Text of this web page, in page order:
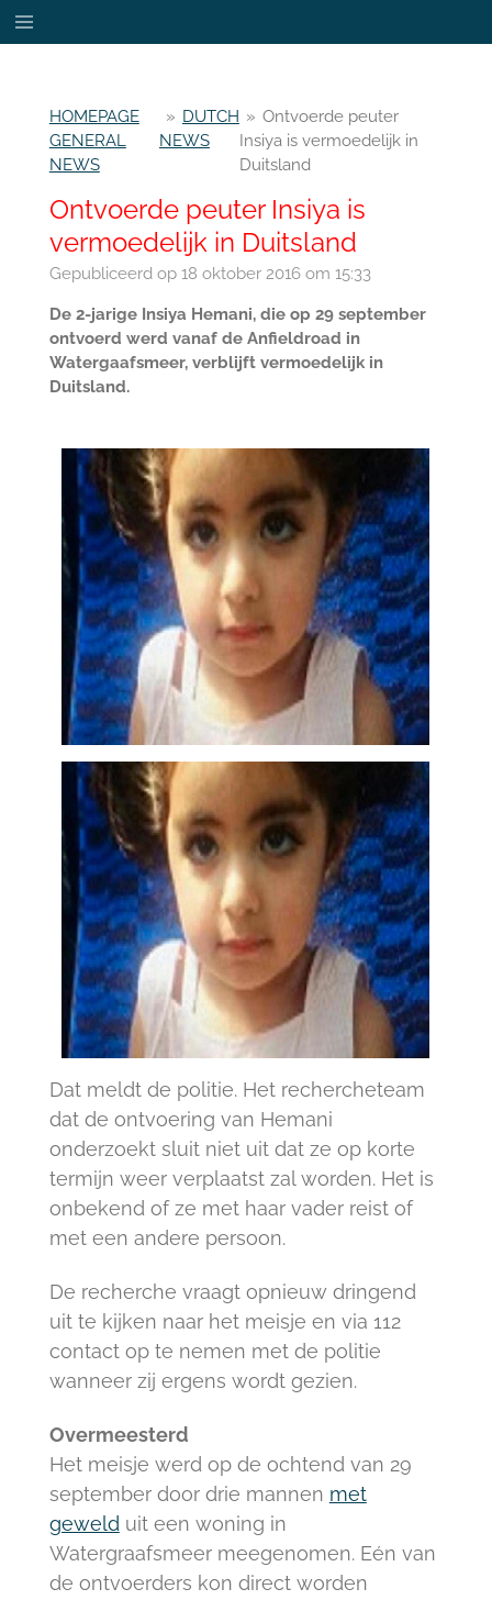
Ga
direct
hoofdinhoud
HOMEPAGE
GENERAL
NEWS
» DUTCH
NEWS
» Ontvoerde peuter
Insiya is vermoedelijk in
Duitsland
Ontvoerde peuter Insiya is
vermoedelijk in Duitsland
Gepubliceerd op 18 oktober 2016 om 15:33
De 2-jarige Insiya Hemani, die op 29 september
ontvoerd werd vanaf de Anfieldroad in
Watergaafsmeer, verblijft vermoedelijk in
Duitsland.
Dat meldt de politie. Het rechercheteam
dat de ontvoering van Hemani
onderzoekt sluit niet uit dat ze op korte
termijn weer verplaatst zal worden. Het is
onbekend of ze met haar vader reist of
met een andere persoon.
De recherche vraagt opnieuw dringend
uit te kijken naar het meisje en via 112
contact op te nemen met de politie
wanneer zij ergens wordt gezien.
Overmeesterd
Het meisje werd op de ochtend van 29
september door drie mannen met
gewelduit een woning in
Watergraafsmeer meegenomen. Eén van
de ontvoerders kon direct worden